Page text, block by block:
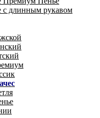
с длинным рукавом